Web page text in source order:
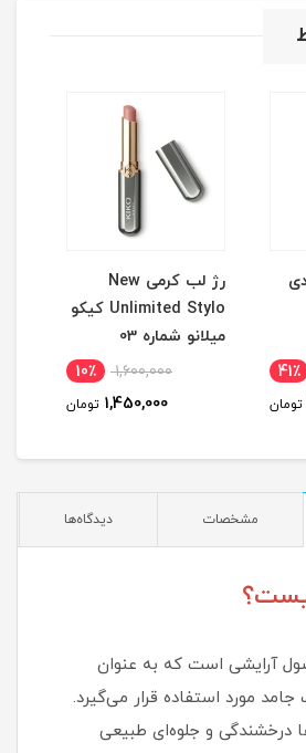
41٪
تومان
رژ لب کرمی New
Unlimited Stylo کیکو
میلانو شماره 03
1,600,000 10٪
1,450,000 تومان
مشخصات دیدگاه‌ها
آرایشی است که به عنوان
جامد مورد استفاده قرار می‌گیرد.
درخشندگی و جلوه‌ای طبیعی